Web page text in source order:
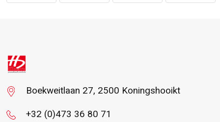
Boekweitlaan 27, 2500 Koningshooikt
+32 (0)473 36 80 71